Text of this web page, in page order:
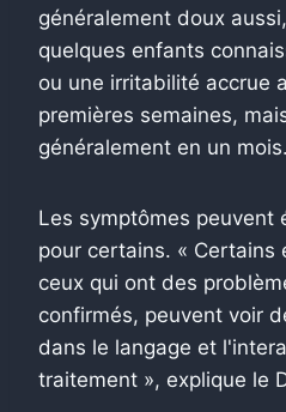
généralement doux
quelques enfants
ou une irritabilité accrue
premières semaines,
généralement en un mois.
Les symptômes peuvent
pour certains. «
ceux qui ont des
confirmés, peuvent voir
dans le langage et
traitement », explique le